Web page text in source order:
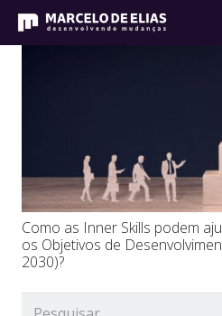
Como as Inner Skills podem
os Objetivos de
2030)?
Pesquisar